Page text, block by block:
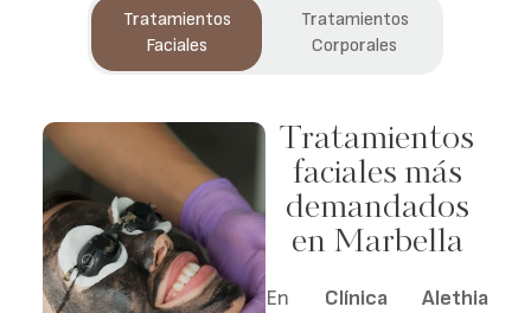
Tratamientos
Faciales
Tratamientos
Corporales
Tratamientos
faciales más
demandados
en Marbella
En Clínica Alethia
Tratamientos
corporales en
medicina
estética